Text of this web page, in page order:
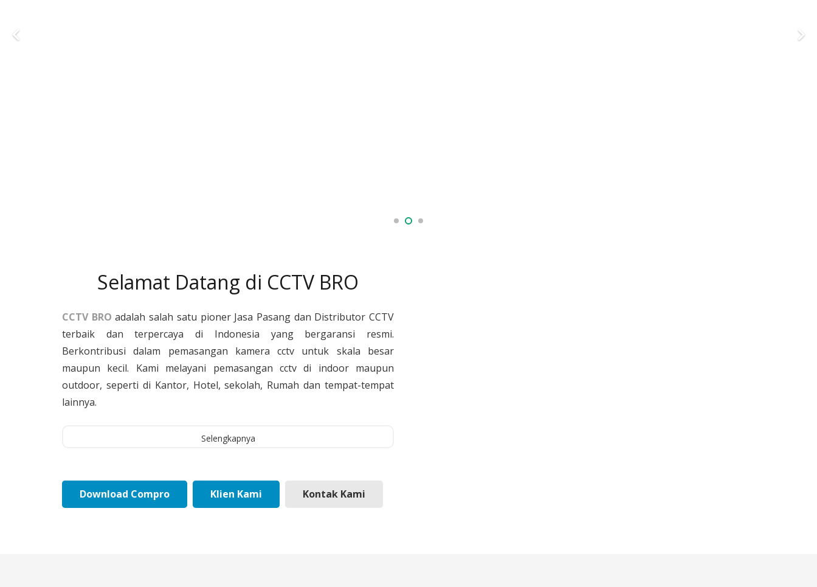
Selamat Datang di CCTV BRO
CCTV BRO adalah salah satu pioner Jasa Pasang dan Distributor CCTV
terbaik dan terpercaya di Indonesia yang bergaransi resmi.
Berkontribusi dalam pemasangan kamera cctv untuk skala besar
maupun kecil. Kami melayani pemasangan cctv di indoor maupun
outdoor, seperti di Kantor, Hotel, sekolah, Rumah dan tempat-tempat
lainnya.
Selengkapnya
Download Compro Klien Kami Kontak Kami